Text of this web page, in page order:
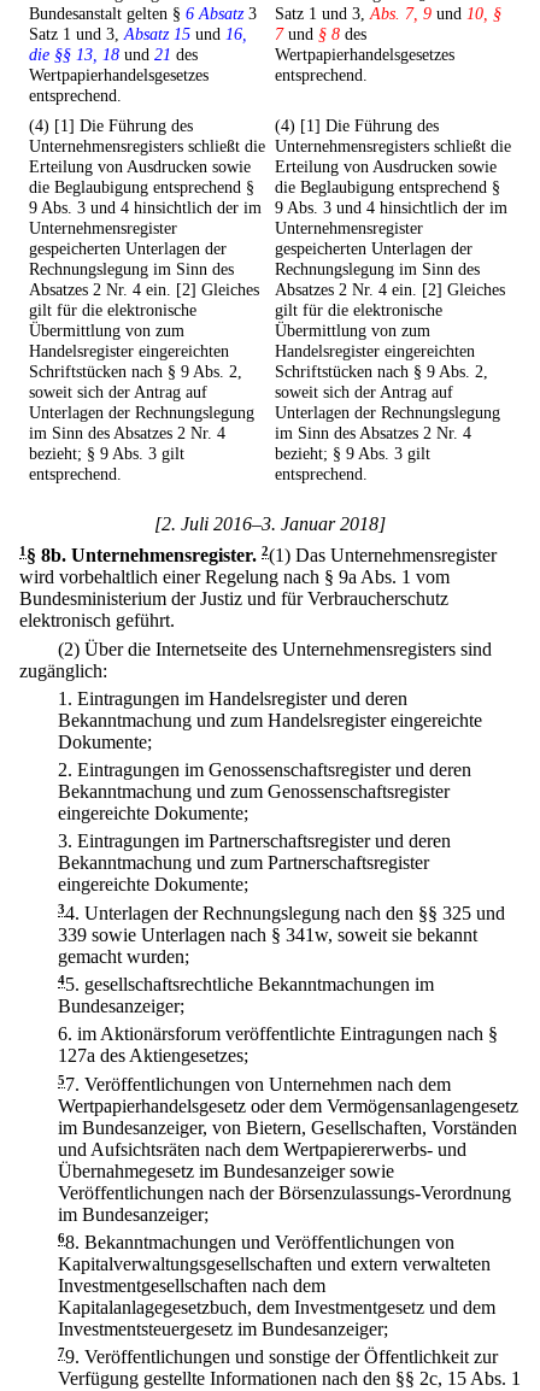
Bundesanstalt gelten § 6 Absatz3
Satz 1 und 3,Absatz 15 und 16,
die §§ 13, 18 und 21 des
Wertpapierhandelsgesetzes
entsprechend.
Satz 1 und 3,Abs. 7, 9 und 10, §
7und § 8 des
Wertpapierhandelsgesetzes
entsprechend.
(4) [1] Die Führung des
Unternehmensregisters schließt die
Erteilung von Ausdrucken sowie
die Beglaubigung entsprechend §
9 Abs. 3 und 4 hinsichtlich der im
Unternehmensregister
gespeicherten Unterlagen der
Rechnungslegung im Sinn des
Absatzes 2 Nr. 4 ein. [2] Gleiches
gilt für die elektronische
Übermittlung von zum
Handelsregister eingereichten
Schriftstücken nach § 9 Abs. 2,
soweit sich der Antrag auf
Unterlagen der Rechnungslegung
im Sinn des Absatzes 2 Nr. 4
bezieht; § 9 Abs. 3 gilt
entsprechend.
(4) [1] Die Führung des
Unternehmensregisters schließt die
Erteilung von Ausdrucken sowie
die Beglaubigung entsprechend §
9 Abs. 3 und 4 hinsichtlich der im
Unternehmensregister
gespeicherten Unterlagen der
Rechnungslegung im Sinn des
Absatzes 2 Nr. 4 ein. [2] Gleiches
gilt für die elektronische
Übermittlung von zum
Handelsregister eingereichten
Schriftstücken nach § 9 Abs. 2,
soweit sich der Antrag auf
Unterlagen der Rechnungslegung
im Sinn des Absatzes 2 Nr. 4
bezieht; § 9 Abs. 3 gilt
entsprechend.
[2. Juli 2016–3. Januar 2018]
1§ 8b. Unternehmensregister. 2(1) Das Unternehmensregister
wird vorbehaltlich einer Regelung nach § 9a Abs. 1 vom
Bundesministerium der Justiz und für Verbraucherschutz
elektronisch geführt.
(2) Über die Internetseite des Unternehmensregisters sind
zugänglich:
1. Eintragungen im Handelsregister und deren
Bekanntmachung und zum Handelsregister eingereichte
Dokumente;
2. Eintragungen im Genossenschaftsregister und deren
Bekanntmachung und zum Genossenschaftsregister
eingereichte Dokumente;
3. Eintragungen im Partnerschaftsregister und deren
Bekanntmachung und zum Partnerschaftsregister
eingereichte Dokumente;
34. Unterlagen der Rechnungslegung nach den §§ 325 und
339 sowie Unterlagen nach § 341w, soweit sie bekannt
gemacht wurden;
45. gesellschaftsrechtliche Bekanntmachungen im
Bundesanzeiger;
6. im Aktionärsforum veröffentlichte Eintragungen nach §
127a des Aktiengesetzes;
57. Veröffentlichungen von Unternehmen nach dem
Wertpapierhandelsgesetz oder dem Vermögensanlagengesetz
im Bundesanzeiger, von Bietern, Gesellschaften, Vorständen
und Aufsichtsräten nach dem Wertpapiererwerbs- und
Übernahmegesetz im Bundesanzeiger sowie
Veröffentlichungen nach der Börsenzulassungs-Verordnung
im Bundesanzeiger;
68. Bekanntmachungen und Veröffentlichungen von
Kapitalverwaltungsgesellschaften und extern verwalteten
Investmentgesellschaften nach dem
Kapitalanlagegesetzbuch, dem Investmentgesetz und dem
Investmentsteuergesetz im Bundesanzeiger;
79. Veröffentlichungen und sonstige der Öffentlichkeit zur
Verfügung gestellte Informationen nach den §§ 2c, 15 Abs. 1